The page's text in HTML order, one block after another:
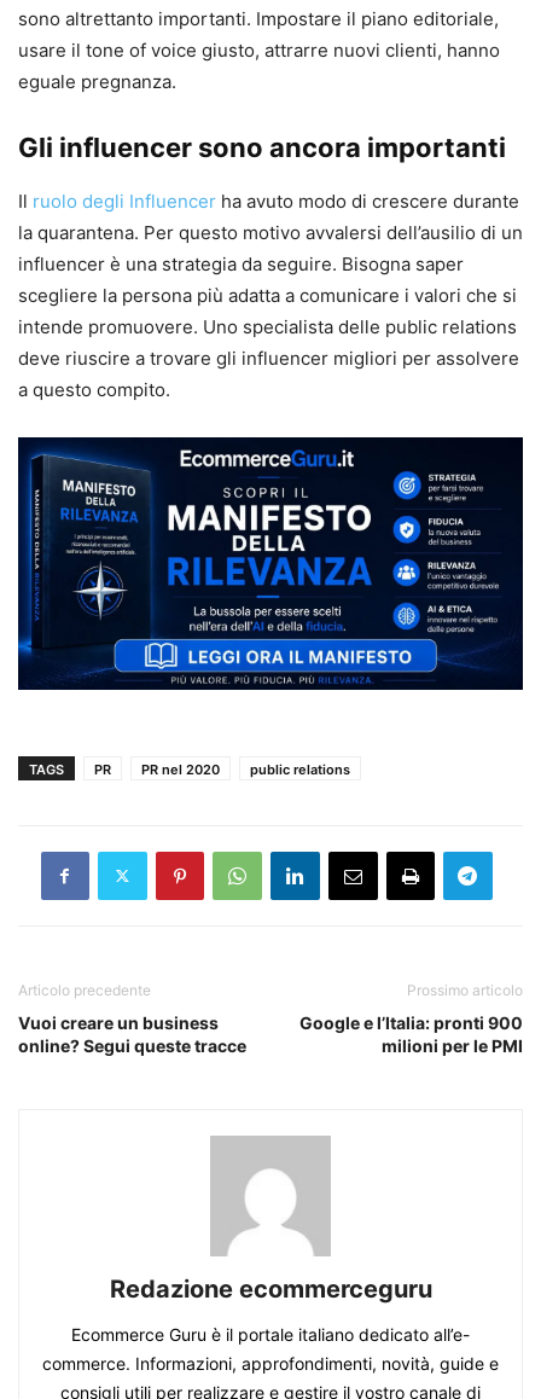
sono altrettanto importanti. Impostare il piano editoriale,
usare il tone of voice giusto, attrarre nuovi clienti, hanno
eguale pregnanza.
Gli influencer sono ancora importanti
Il ruolo degli Influencer ha avuto modo di crescere durante
la quarantena. Per questo motivo avvalersi dell’ausilio di un
influencer è una strategia da seguire. Bisogna saper
scegliere la persona più adatta a comunicare i valori che si
intende promuovere. Uno specialista delle public relations
deve riuscire a trovare gli influencer migliori per assolvere
a questo compito.
TAGS PR PR nel 2020 public relations
Articolo precedente
Vuoi creare un business
online? Segui queste tracce
Prossimo articolo
Google e l’Italia: pronti 900
milioni per le PMI
Redazione ecommerceguru
Ecommerce Guru è il portale italiano dedicato all’e-
commerce. Informazioni, approfondimenti, novità, guide e
consigli utili per realizzare e gestire il vostro canale di